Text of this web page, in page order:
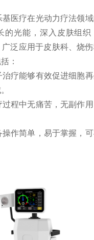
疗在光动力疗法领域
的光能，深入皮肤组织
泛应用于皮肤科、烧
：
能够有效促进细胞再
中无痛苦，无副作用
简单，易于掌握，可